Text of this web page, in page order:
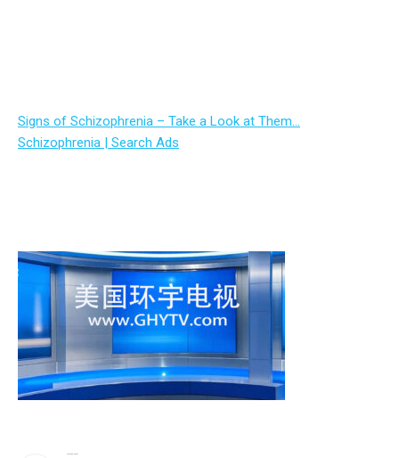
Signs of Schizophrenia – Take a Look at Them…
Schizophrenia | Search Ads